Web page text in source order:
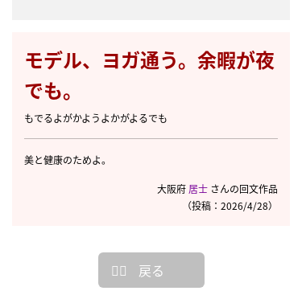
モデル、ヨガ通う。余暇が夜
でも。
もでるよがかようよかがよるでも
美と健康のためよ。
大阪府 居士 さんの回文作品
（投稿：2026/4/28）
戻る